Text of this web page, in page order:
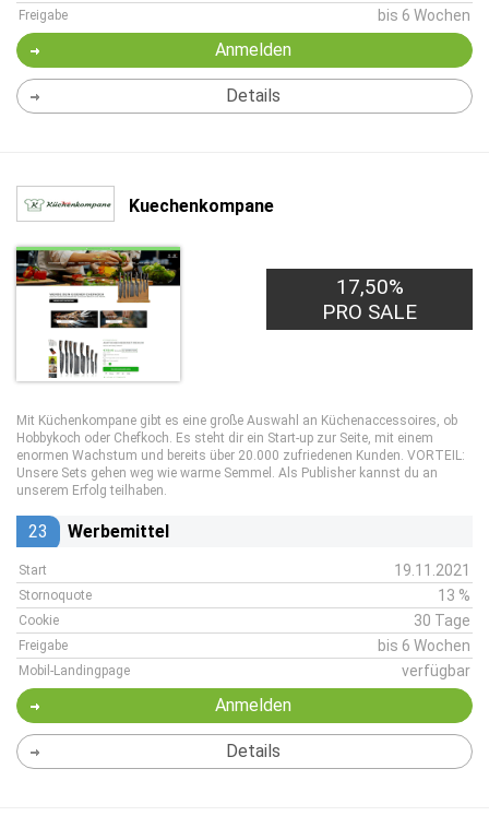
Freigabe bis 6 Wochen
Anmelden
Details
Kuechenkompane
17,50%
PRO SALE
Mit Küchenkompane gibt es eine große Auswahl an Küchenaccessoires, ob
Hobbykoch oder Chefkoch. Es steht dir ein Start-up zur Seite, mit einem
enormen Wachstum und bereits über 20.000 zufriedenen Kunden. VORTEIL:
Unsere Sets gehen weg wie warme Semmel. Als Publisher kannst du an
unserem Erfolg teilhaben.
23 Werbemittel
Start 19.11.2021
Stornoquote 13 %
Cookie 30 Tage
Freigabe bis 6 Wochen
Mobil-Landingpage verfügbar
Anmelden
Details